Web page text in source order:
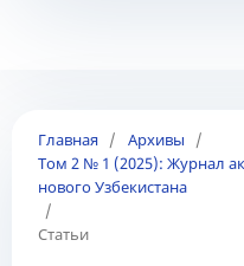
Главная / Архивы
/
Том 2 № 1 (2025): Журнал
нового Узбекистана
/
Статьи